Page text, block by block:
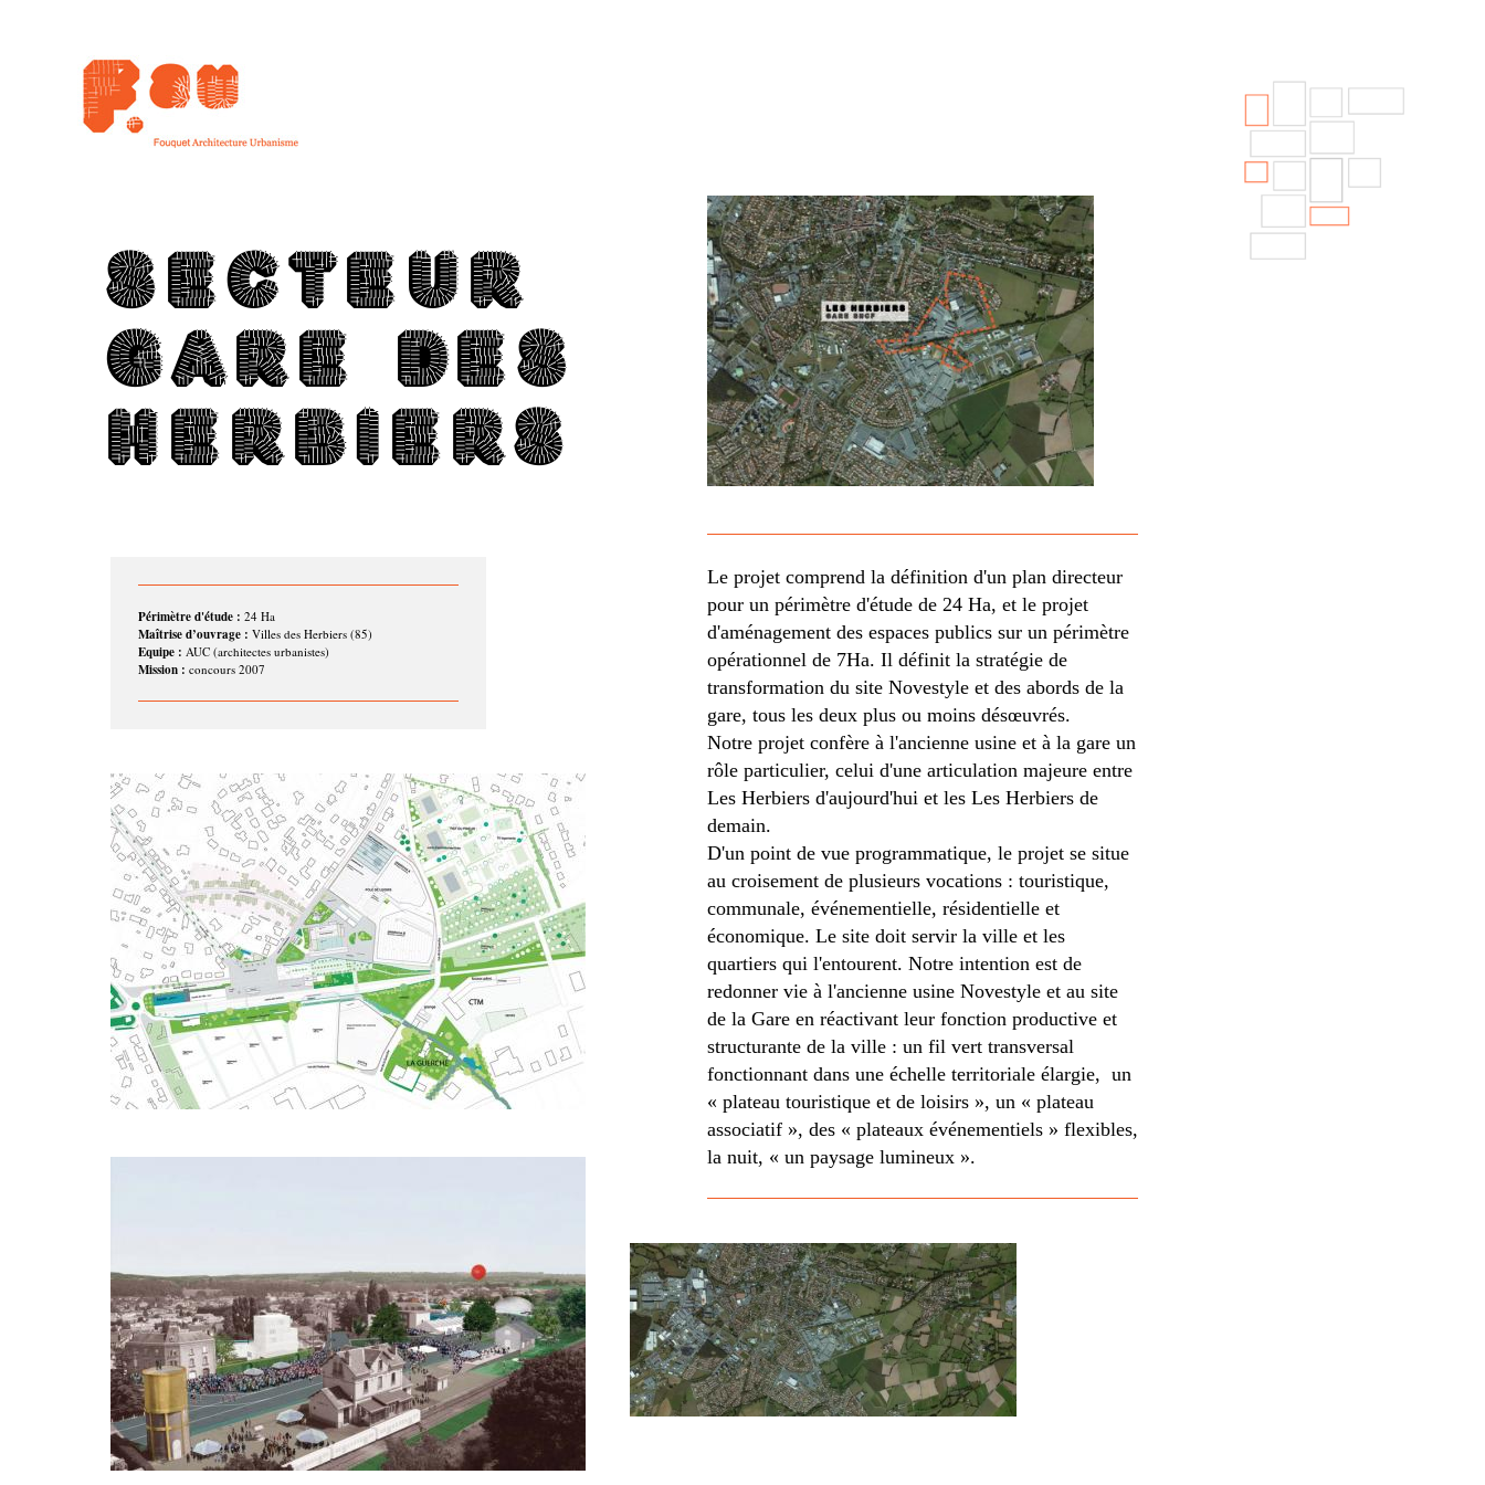
SEC­TEUR
GARE DES
HER­BIERS
Le projet comprend la définition d'un plan directeur
pour un périmètre d'étude de 24 Ha, et le projet
d'aménagement des espaces publics sur un périmètre
opérationnel de 7Ha. Il définit la stratégie de
transformation du site Novestyle et des abords de la
gare, tous les deux plus ou moins désœuvrés.
Notre projet confère à l'ancienne usine et à la gare un
rôle particulier, celui d'une articulation majeure entre
Les Herbiers d'aujourd'hui et les Les Herbiers de
demain.
D'un point de vue programmatique, le projet se situe
au croisement de plusieurs vocations : touristique,
communale, événementielle, résidentielle et
économique. Le site doit servir la ville et les
quartiers qui l'entourent. Notre intention est de
redonner vie à l'ancienne usine Novestyle et au site
de la Gare en réactivant leur fonction productive et
structurante de la ville : un fil vert transversal
fonctionnant dans une échelle territoriale élargie, un
« plateau touristique et de loisirs », un « plateau
associatif », des « plateaux événementiels » flexibles,
la nuit, « un paysage lumineux ».
Périmètre d'étude : 24 Ha
Maîtrise d’ouvrage : Villes des Herbiers (85)
Equipe : AUC (architectes urbanistes)
Mission : concours 2007